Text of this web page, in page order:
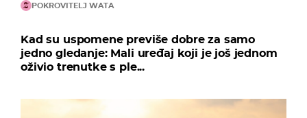
POKROVITELJ WATA
Kad su uspomene previše dobre za samo
jedno gledanje: Mali uređaj koji je još jednom
oživio trenutke s ple...